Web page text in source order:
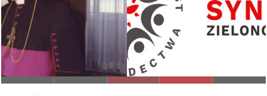
I Synod Diecezji Zielonogórsko-Gorzowskiej